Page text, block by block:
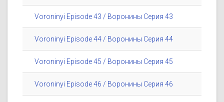
Voroninyi Episode 43 / Воронины Серия 43
Voroninyi Episode 44 / Воронины Серия 44
Voroninyi Episode 45 / Воронины Серия 45
Voroninyi Episode 46 / Воронины Серия 46